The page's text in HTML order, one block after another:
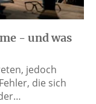
- und was
jedoch
die sich